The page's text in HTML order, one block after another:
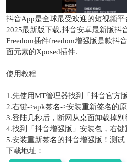
抖音App是全球最受欢迎的短视频
2025最新版下载,抖音安卓最新版抖
Freedom插件freedom增强版是款抖
面元素的Xposed插件.
使用教程
1.先使用MT管理器找到「抖音官方
2.右键->apk签名->安装重新签名的
3.登陆几秒后，断网从桌面卸载掉
4.找到「抖音增强版」安装包，右键
5.安装重新签名的抖音增强版！测试
下载地址：